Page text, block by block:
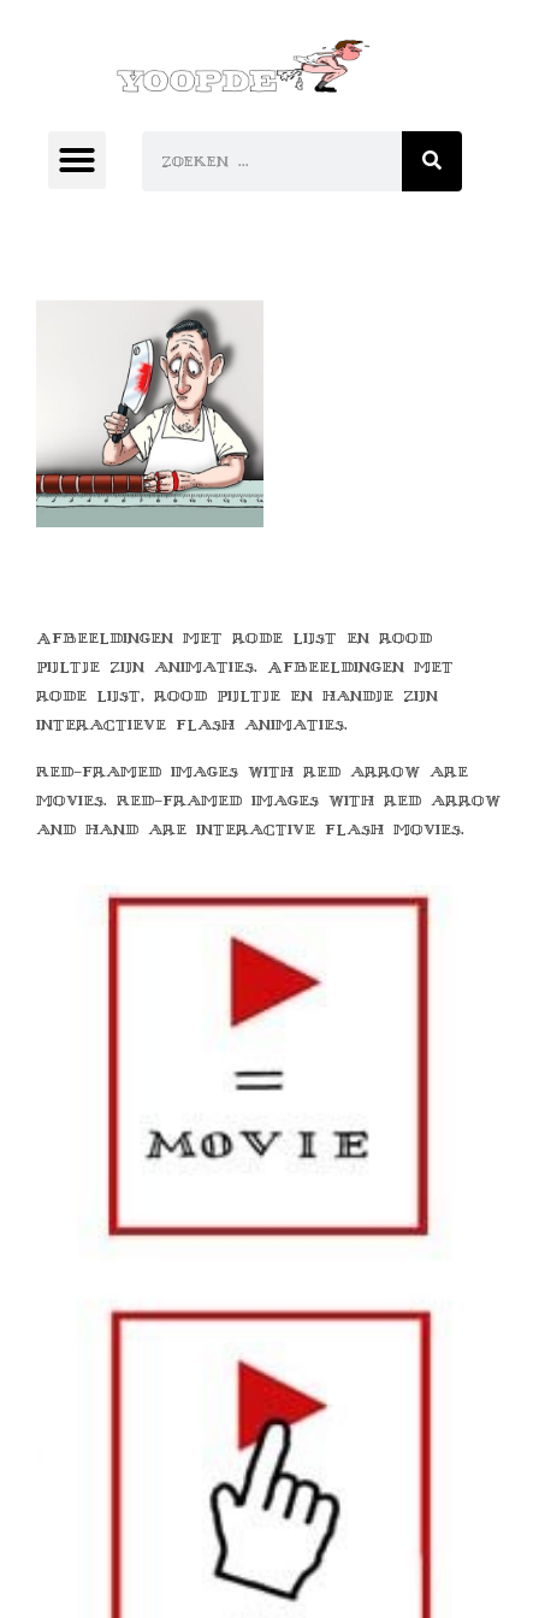
Afbeeldingen met rode lijst en rood
pijltje zijn animaties. Afbeeldingen met
rode lijst, rood pijltje en handje zijn
interactieve flash animaties.
Red-framed images with red arrow are
movies. Red-framed images with red arrow
and hand are interactive flash movies.